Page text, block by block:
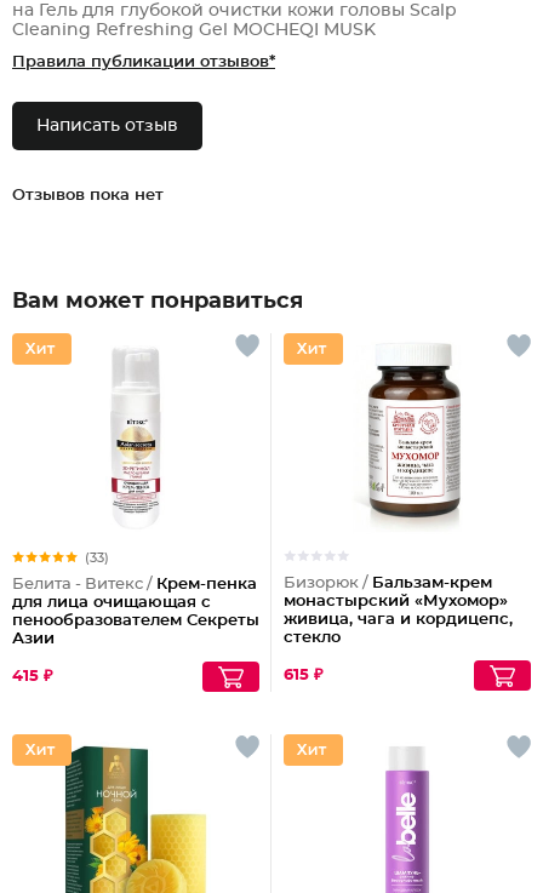
на Гель для глубокой очистки кожи головы Scalp
Cleaning Refreshing Gel MOCHEQI MUSK
Правила публикации отзывов*
Написать отзыв
Отзывов пока нет
Вам может понравиться
(33)
Белита - Витекс / Крем-пенка
для лица очищающая с
пенообразователем Секреты
Азии
415 ₽
Бизорюк / Бальзам-крем
монастырский «Мухомор»
живица, чага и кордицепс,
стекло
615 ₽